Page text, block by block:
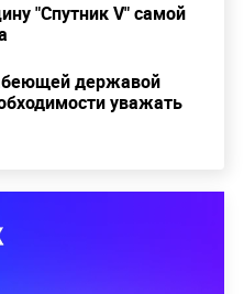
"Спутник V" самой
державой
уважать